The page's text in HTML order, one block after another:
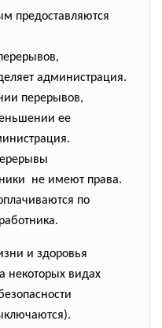
предоставляются
администрация.
перерывов,
ее
не имеют права.
по
и здоровья
некоторых видах